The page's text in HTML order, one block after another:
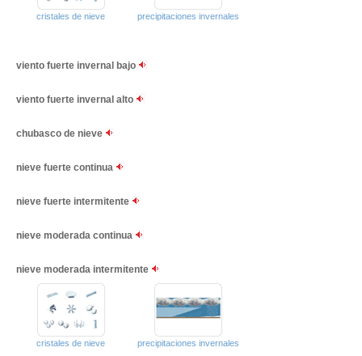
cristales de nieve precipitaciones invernales
viento fuerte invernal bajo
viento fuerte invernal alto
chubasco de nieve
nieve fuerte continua
nieve fuerte intermitente
nieve moderada continua
nieve moderada intermitente
cristales de nieve precipitaciones invernales